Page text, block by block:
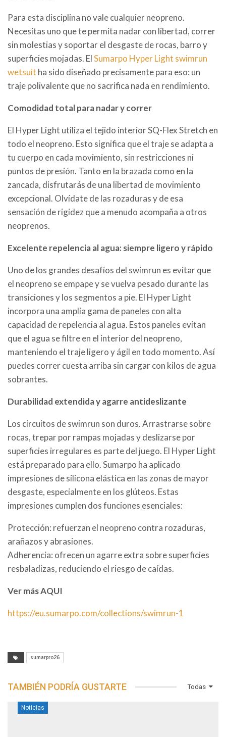
Para esta disciplina no vale cualquier neopreno.
Necesitas uno que te permita nadar con libertad, correr
sin molestias y soportar el desgaste de rocas, barro y
superficies mojadas. ElSumarpo Hyper Light swimrun
wetsuit ha sido diseñado precisamente para eso: un
traje polivalente que no sacrifica nada en rendimiento.
Comodidad total para nadar y correr
El Hyper Light utiliza el tejido interior SQ-Flex Stretch en
todo el neopreno. Esto significa que el traje se adapta a
tu cuerpo en cada movimiento, sin restricciones ni
puntos de presión. Tanto en la brazada como en la
zancada, disfrutarás de una libertad de movimiento
excepcional. Olvídate de las rozaduras y de esa
sensación de rigidez que a menudo acompaña a otros
neoprenos.
Excelente repelencia al agua: siempre ligero y rápido
Uno de los grandes desafíos del swimrun es evitar que
el neopreno se empape y se vuelva pesado durante las
transiciones y los segmentos a pie. El Hyper Light
incorpora una amplia gama de paneles con alta
capacidad de repelencia al agua. Estos paneles evitan
que el agua se filtre en el interior del neopreno,
manteniendo el traje ligero y ágil en todo momento. Así
puedes correr cuesta arriba sin cargar con kilos de agua
sobrantes.
Durabilidad extendida y agarre antideslizante
Los circuitos de swimrun son duros. Arrastrarse sobre
rocas, trepar por rampas mojadas y deslizarse por
superficies irregulares es parte del juego. El Hyper Light
está preparado para ello. Sumarpo ha aplicado
impresiones de silicona elástica en las zonas de mayor
desgaste, especialmente en los glúteos. Estas
impresiones cumplen dos funciones esenciales:
Protección: refuerzan el neopreno contra rozaduras,
arañazos y abrasiones.
Adherencia: ofrecen un agarre extra sobre superficies
resbaladizas, reduciendo el riesgo de caídas.
Ver más AQUI
https://eu.sumarpo.com/collections/swimrun-1
sumarpro26
Todas
TAMBIÉN PODRÍA GUSTARTE
Noticias